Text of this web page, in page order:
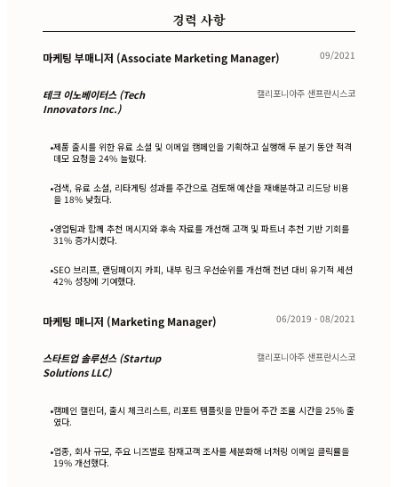
경력 사항
마케팅 부매니저 (Associate Marketing Manager) 09/2021
테크 이노베이터스 (Tech
Innovators Inc.)
캘리포니아주 샌프란시스코
•제품 출시를 위한 유료 소셜 및 이메일 캠페인을 기획하고 실행해 두 분기 동안 적격
데모 요청을 24% 늘렸다.
•검색, 유료 소셜, 리타게팅 성과를 주간으로 검토해 예산을 재배분하고 리드당 비용
을 18% 낮췄다.
•영업팀과 함께 추천 메시지와 후속 자료를 개선해 고객 및 파트너 추천 기반 기회를
31% 증가시켰다.
•SEO 브리프, 랜딩페이지 카피, 내부 링크 우선순위를 개선해 전년 대비 유기적 세션
42% 성장에 기여했다.
마케팅 매니저 (Marketing Manager) 06/2019 - 08/2021
스타트업 솔루션스 (Startup
Solutions LLC)
캘리포니아주 샌프란시스코
•캠페인 캘린더, 출시 체크리스트, 리포트 템플릿을 만들어 주간 조율 시간을 25% 줄
였다.
•업종, 회사 규모, 주요 니즈별로 잠재고객 조사를 세분화해 너처링 이메일 클릭률을
19% 개선했다.